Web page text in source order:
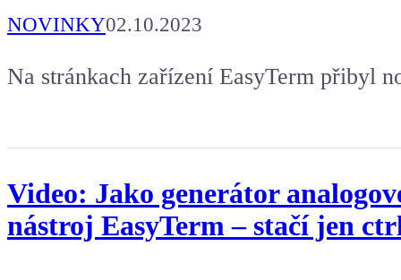
NOVINKY02.10.2023
Na stránkach zařízení EasyTerm přibyl
Video: Jako generátor
nástroj EasyTerm – stačí jen